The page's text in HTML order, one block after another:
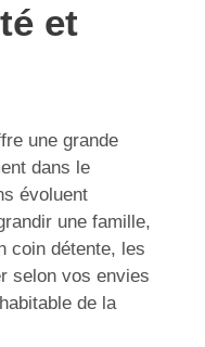
et
une grande
dans le
évoluent
une famille,
coin détente, les
selon vos envies
de la